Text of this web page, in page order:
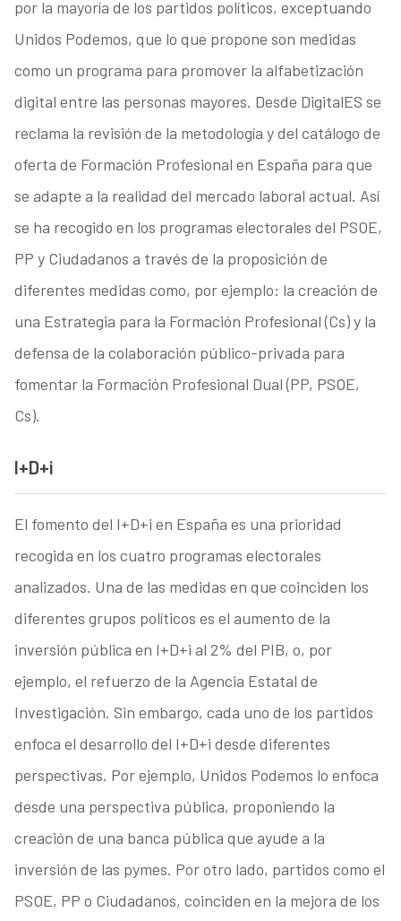
por la mayoría de los partidos políticos, exceptuando
Unidos Podemos, que lo que propone son medidas
como un programa para promover la alfabetización
digital entre las personas mayores. Desde DigitalES se
reclama la revisión de la metodología y del catálogo de
oferta de Formación Profesional en España para que
se adapte a la realidad del mercado laboral actual. Así
se ha recogido en los programas electorales del PSOE,
PP y Ciudadanos a través de la proposición de
diferentes medidas como, por ejemplo: la creación de
una Estrategia para la Formación Profesional (Cs) y la
defensa de la colaboración público-privada para
fomentar la Formación Profesional Dual (PP, PSOE,
Cs).
I+D+i
El fomento del I+D+i en España es una prioridad
recogida en los cuatro programas electorales
analizados. Una de las medidas en que coinciden los
diferentes grupos políticos es el aumento de la
inversión pública en I+D+i al 2% del PIB, o, por
ejemplo, el refuerzo de la Agencia Estatal de
Investigación. Sin embargo, cada uno de los partidos
enfoca el desarrollo del I+D+i desde diferentes
perspectivas. Por ejemplo, Unidos Podemos lo enfoca
desde una perspectiva pública, proponiendo la
creación de una banca pública que ayude a la
inversión de las pymes. Por otro lado, partidos como el
PSOE, PP o Ciudadanos, coinciden en la mejora de los